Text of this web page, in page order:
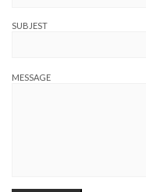
SUBJEST
MESSAGE